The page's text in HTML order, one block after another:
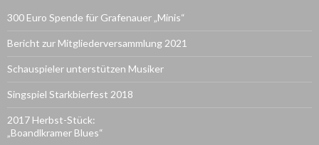
300 Euro Spende für Grafenauer „Minis“
Bericht zur Mitgliederversammlung 2021
Schauspieler unterstützen Musiker
Singspiel Starkbierfest 2018
2017 Herbst-Stück:
„Boandlkramer Blues“